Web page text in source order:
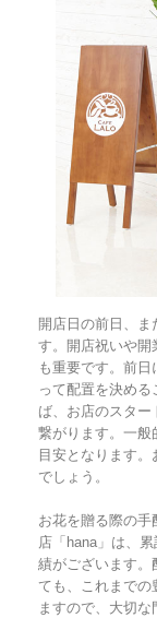
開店日の前日、
す。開店祝いや開
も重要です。前
って配置を決め
ば、お店のスター
繋がります。一般
目安となります
でしょう。
お花を贈る際の手
店「hana」は、
績がございます。
ても、これまでの
ますので、大切な